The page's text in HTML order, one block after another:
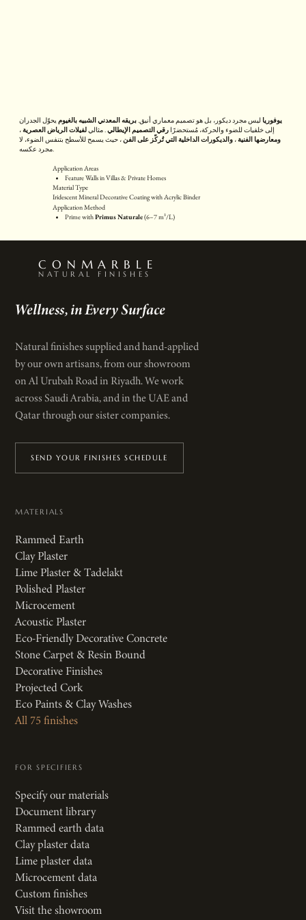
يوفوريا ليس مجرد ديكور، بل هو تصميم معماري أنيق.بريقه المعدني الشبيه بالغيوم يحوّل الجدران
إلى خلفيات للضوء والحركة، مُستحضرًارقي التصميم الإيطالي. مثاليلفيلات الرياض العصرية،
ومعارضها الفنية،والديكورات الداخلية التي تُركّز على الفن، حيث يسمح للأسطح بتنفس الضوء، لا
مجرد عكسه.
Application Areas
Feature Walls in Villas & Private Homes
High-End Retail & Concept Stores
Boutique Hotels & Spas
Wellness Retreats & Yoga Studios
Art & Cultural Spaces
Material Type
Iridescent Mineral Decorative Coating with Acrylic Binder
Application Method
Prime withPrimus Naturale(6–7 m²/L)
CONMARBLE
NATURAL FINISHES
Wellness, in Every Surface
Natural finishes supplied and hand-applied
by our own artisans, from our showroom
on Al Urubah Road in Riyadh. We work
across Saudi Arabia, and in the UAE and
Qatar through our sister companies.
SEND YOUR FINISHES SCHEDULE
MATERIALS
Rammed Earth
Clay Plaster
Lime Plaster & Tadelakt
Polished Plaster
Microcement
Acoustic Plaster
Eco-Friendly Decorative Concrete
Stone Carpet & Resin Bound
Decorative Finishes
Projected Cork
Eco Paints & Clay Washes
All 75 finishes
FOR SPECIFIERS
Specify our materials
Document library
Rammed earth data
Clay plaster data
Lime plaster data
Microcement data
Custom finishes
Visit the showroom